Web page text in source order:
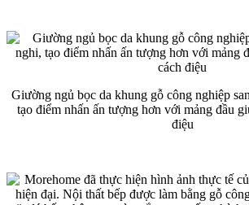
Giường ngủ bọc da khung gỗ công nghiệp
tạo điểm nhấn ấn tượng hơn với mảng đầu
điệu